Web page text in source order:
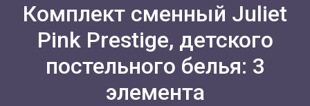
Комплект сменный Juliet
Pink Prestige, детского
постельного белья: 3
элемента